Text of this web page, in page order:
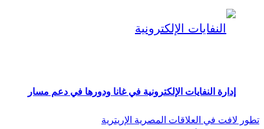
إدارة النفايات الإلكترونية في غانا ودورها في دعم مسار
تطور لافت في العلاقات المصرية الإريترية